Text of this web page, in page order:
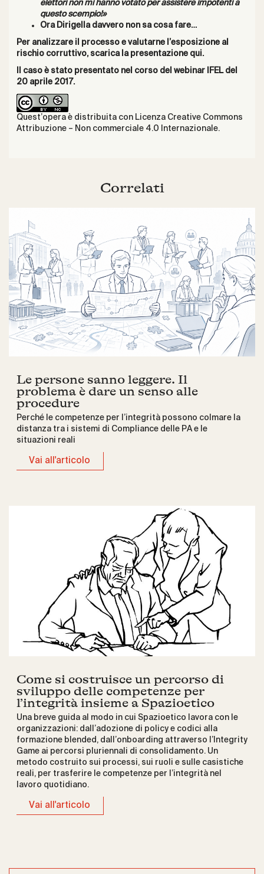
elettori non mi hanno votato per assistere impotenti a
questo scempio!»
Ora Dirigella davvero non sa cosa fare…
Per analizzare il processo e valutarne l’esposizione al
rischio corruttivo, scarica la presentazione qui.
Il caso è stato presentato nel corso del webinarIFEL del
20 aprile 2017.
Quest’opera è distribuita con Licenza Creative Commons
Attribuzione – Non commerciale 4.0 Internazionale.
Correlati
Le persone sanno leggere. Il
problema è dare un senso alle
procedure
Perché le competenze per l’integrità possono colmare la
distanza tra i sistemi di Compliance delle PA e le
situazioni reali
Vai all'articolo
Come si costruisce un percorso di
sviluppo delle competenze per
l’integrità insieme a Spazioetico
Una breve guida al modo in cui Spazioetico lavora con le
organizzazioni: dall’adozione di policy e codici alla
formazione blended, dall’onboarding attraverso l’Integrity
Game ai percorsi pluriennali di consolidamento. Un
metodo costruito sui processi, sui ruoli e sulle casistiche
reali, per trasferire le competenze per l’integrità nel
lavoro quotidiano.
Vai all'articolo